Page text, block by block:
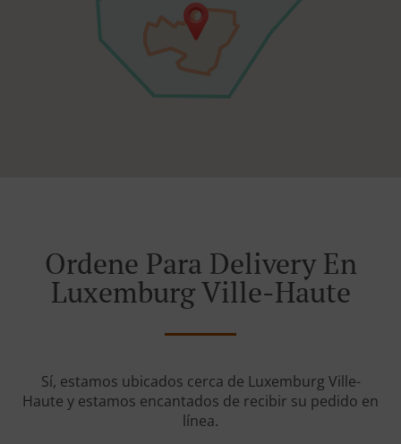
Ordene Para Delivery En
Luxemburg Ville-Haute
Sí, estamos ubicados cerca de Luxemburg Ville-
Haute y estamos encantados de recibir su pedido en
línea.